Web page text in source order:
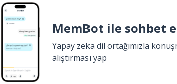
MemBot ile sohbet
Yapay zeka dil ortağımızla
alıştırması yap